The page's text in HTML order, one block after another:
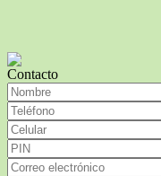
Contacto